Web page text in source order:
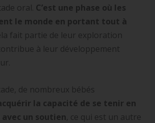
oral. C’est une phase où les
le monde en portant tout à
fait partie de leur exploration
à leur développement
de nombreux bébés
la capacité de se tenir en
un soutien , ce qui est un autre